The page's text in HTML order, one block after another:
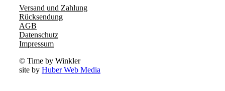
Versand und Zahlung
Rücksendung
AGB
Datenschutz
Impressum
© Time by Winkler
site by Huber Web Media